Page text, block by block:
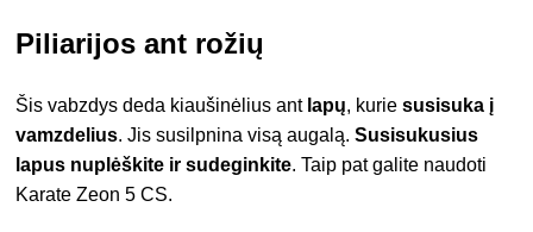
Piliarijos ant rožių
Šis vabzdys deda kiaušinėlius ant lapų, kuriesusisuka į
vamzdelius. Jis susilpnina visą augalą.Susisukusius
lapus nuplėškite ir sudeginkite. Taip pat galite naudoti
Karate Zeon 5 CS.